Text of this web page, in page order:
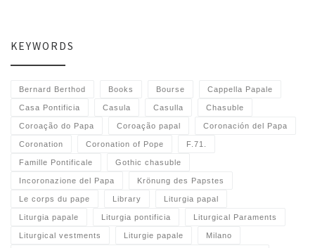
KEYWORDS
Bernard Berthod Books Bourse Cappella Papale
Casa Pontificia Casula Casulla Chasuble
Coroação do Papa Coroação papal Coronación del Papa
Coronation Coronation of Pope F.71.
Famille Pontificale Gothic chasuble
Incoronazione del Papa Krönung des Papstes
Le corps du pape Library Liturgia papal
Liturgia papale Liturgia pontificia Liturgical Paraments
Liturgical vestments Liturgie papale Milano